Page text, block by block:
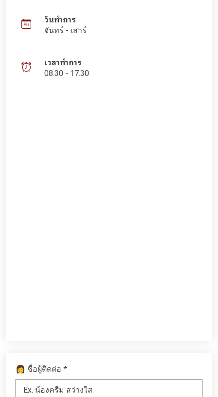
วันทำการ
จันทร์ - เสาร์
เวลาทำการ
08.30 - 17.30
👩 ชื่อผู้ติดต่อ *